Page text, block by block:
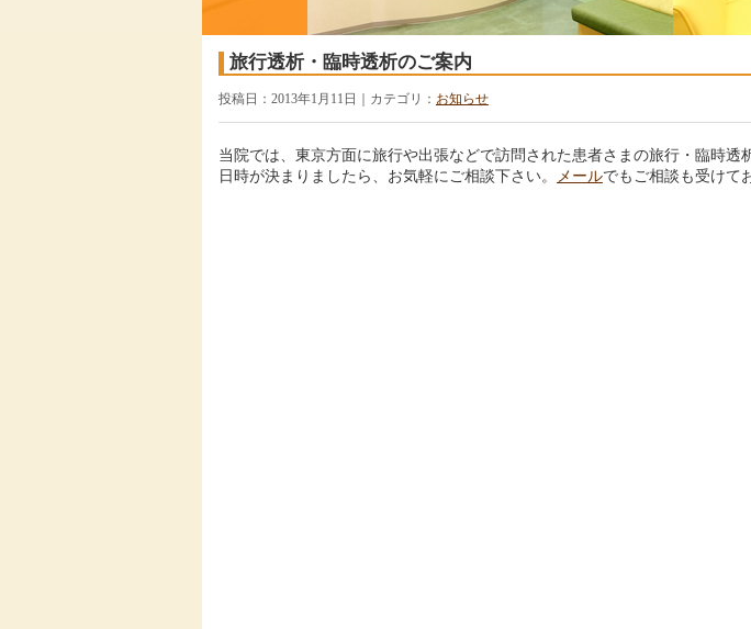
旅行透析・臨時透析のご案内
投稿日：2013年1月11日｜カテゴリ： お知らせ
当院では、東京方面に旅行や出張などで訪問された患者さまの旅行・臨時透
日時が決まりましたら、お気軽にご相談下さい。
メールでもご相談も受けて